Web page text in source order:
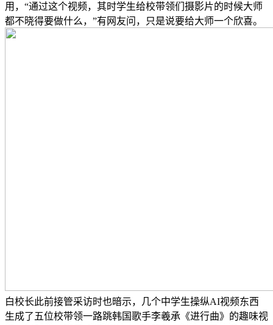
用，“通过这个视频，其时学生给校带领们摄影片的时候大师
都不晓得要做什么，”有网友问，只是说要给大师一个欣喜。
白校长此前接管采访时也暗示，几个中学生操纵AI视频东西
生成了五位校带领一路跳韩国歌手李羲承《进行曲》的趣味视